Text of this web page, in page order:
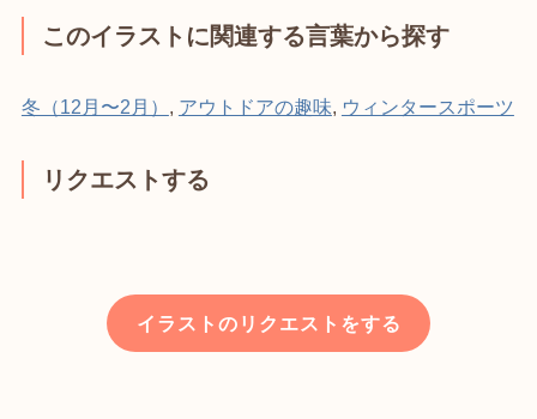
このイラストに関連する言葉から探す
冬（12月〜2月） アウトドアの趣味 ウィンタースポーツ
リクエストする
イラストのリクエストをする